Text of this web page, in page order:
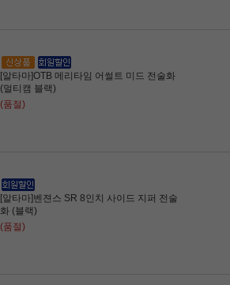
[알타마]OTB 메리타임 어썰트 미드 전술화
(멀티캠 블랙)
(품절)
[알타마]벤젼스 SR 8인치 사이드 지퍼 전술
화 (블랙)
(품절)